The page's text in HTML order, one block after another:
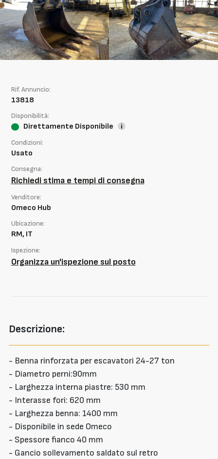
Descrizione:
- Benna rinforzata per escavatori 24-27 ton
- Diametro perni:90mm
- Larghezza interna piastre: 530 mm
- Interasse fori: 620 mm
- Larghezza benna: 1400 mm
- Disponibile in sede Omeco
- Spessore fianco 40 mm
- Gancio sollevamento saldato sul retro
Rif. Annuncio:
13818
Disponibilità:
Direttamente Disponibile
Condizioni:
Usato
Consegna:
Richiedi stima e tempi di consegna
Venditore:
Omeco Hub
Ubicazione:
RM, IT
Ispezione:
Organizza un'ispezione sul posto